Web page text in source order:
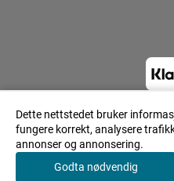
Dette nettstedet bruker
fungere korrekt, analysere
annonser og annonsering.
Godta nødvendig
© 2023 Lyrdesign.no -